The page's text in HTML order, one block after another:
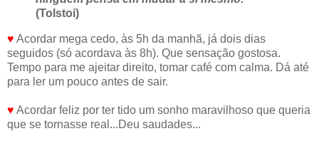
(Tolstoi)
♥ Acordar mega cedo, às 5h da manhã, já dois dias
seguidos (só acordava às 8h). Que sensação gostosa.
Tempo para me ajeitar direito, tomar café com calma. Dá até
para ler um pouco antes de sair.
♥ Acordar feliz por ter tido um sonho maravilhoso que queria
que se tornasse real...Deu saudades...